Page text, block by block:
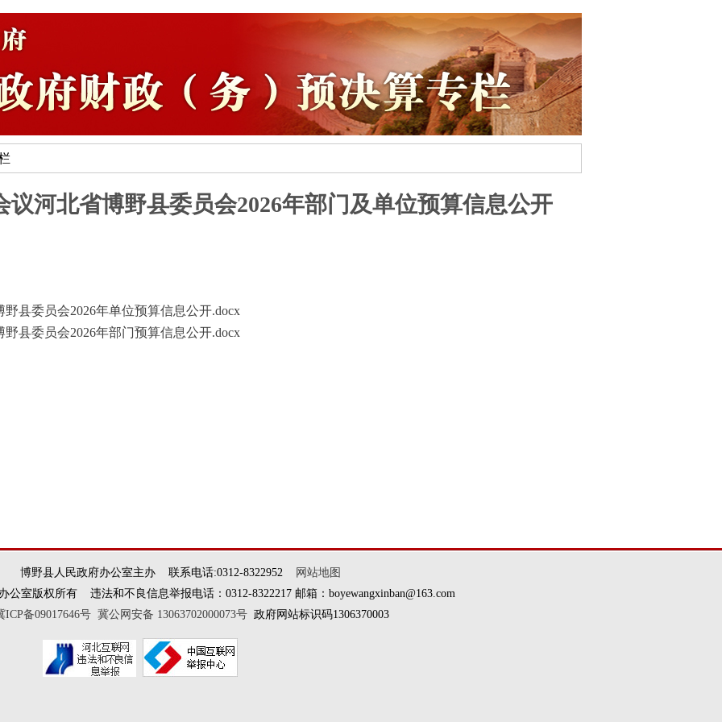
议河北省博野县委员会2026年部门及单位预算信息公开
县委员会2026年单位预算信息公开.docx
县委员会2026年部门预算信息公开.docx
博野县人民政府办公室主办 联系电话:0312-8322952
网站地图
室版权所有 违法和不良信息举报电话：0312-8322217 邮箱：boyewangxinban@163.com
ICP备09017646号 冀公网安备 13063702000073号 政府网站标识码1306370003